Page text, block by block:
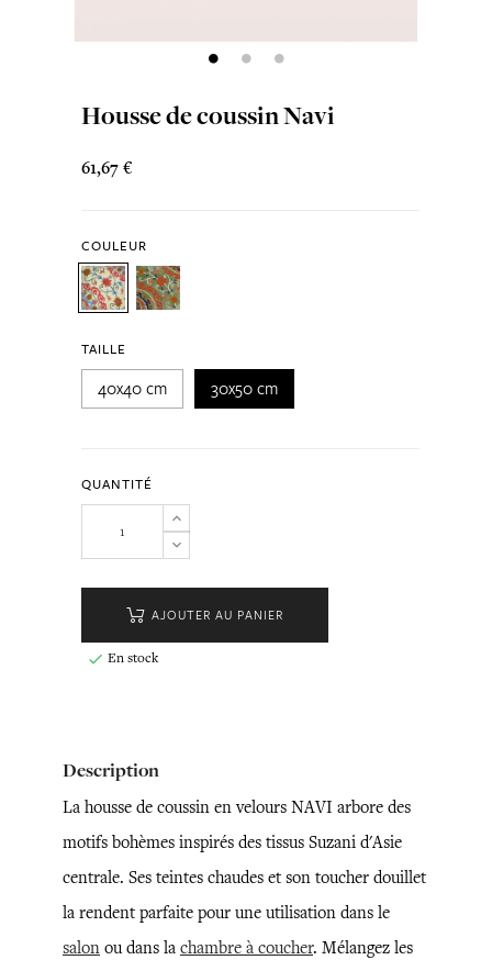
Housse de coussin Navi
61,67 €
COULEUR
TAILLE
40x40 cm 30x50 cm
QUANTITÉ
AJOUTER AU PANIER
 En stock
Description
La housse de coussin en velours NAVI arbore des
motifs bohèmes inspirés des tissus Suzani d'Asie
centrale. Ses teintes chaudes et son toucher douillet
la rendent parfaite pour une utilisation dans le
salon ou dans la chambre à coucher. Mélangez les